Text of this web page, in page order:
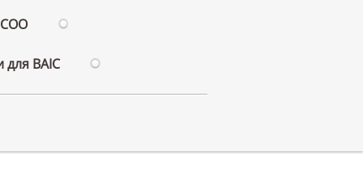
для BAIC